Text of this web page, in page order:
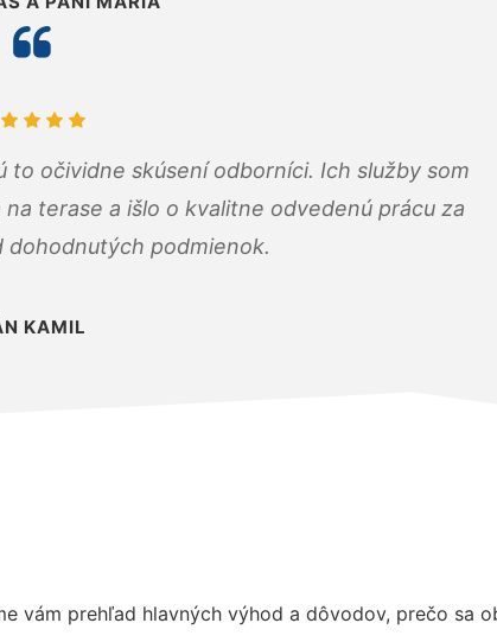
očividne skúsení odborníci. Ich služby som
terase a išlo o kvalitne odvedenú prácu za
dohodnutých podmienok.
KAMIL
vám prehľad hlavných výhod a dôvodov, prečo sa